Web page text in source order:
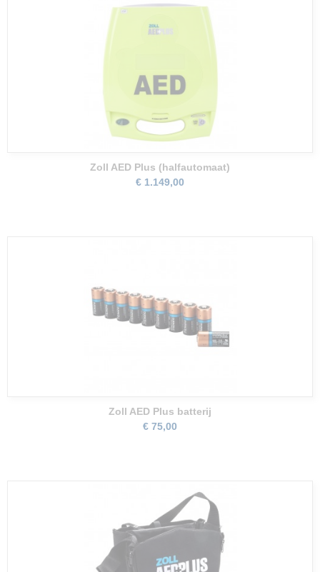
Zoll AED Plus (halfautomaat)
€ 1.149,00
Zoll AED Plus batterij
€ 75,00